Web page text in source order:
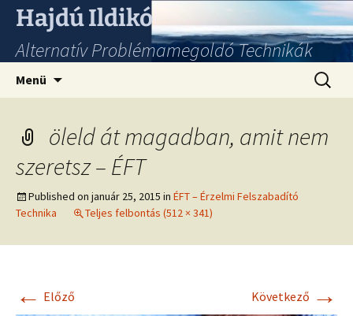
Hajdú Ildikó
Alternatív Problémamegoldó Technikák
Menü
öleld át magadban, amit nem
szeretsz – ÉFT
Published on január 25, 2015 in ÉFT – Érzelmi Felszabadító
Technika
Teljes felbontás (512 × 341)
← Előző Következő →